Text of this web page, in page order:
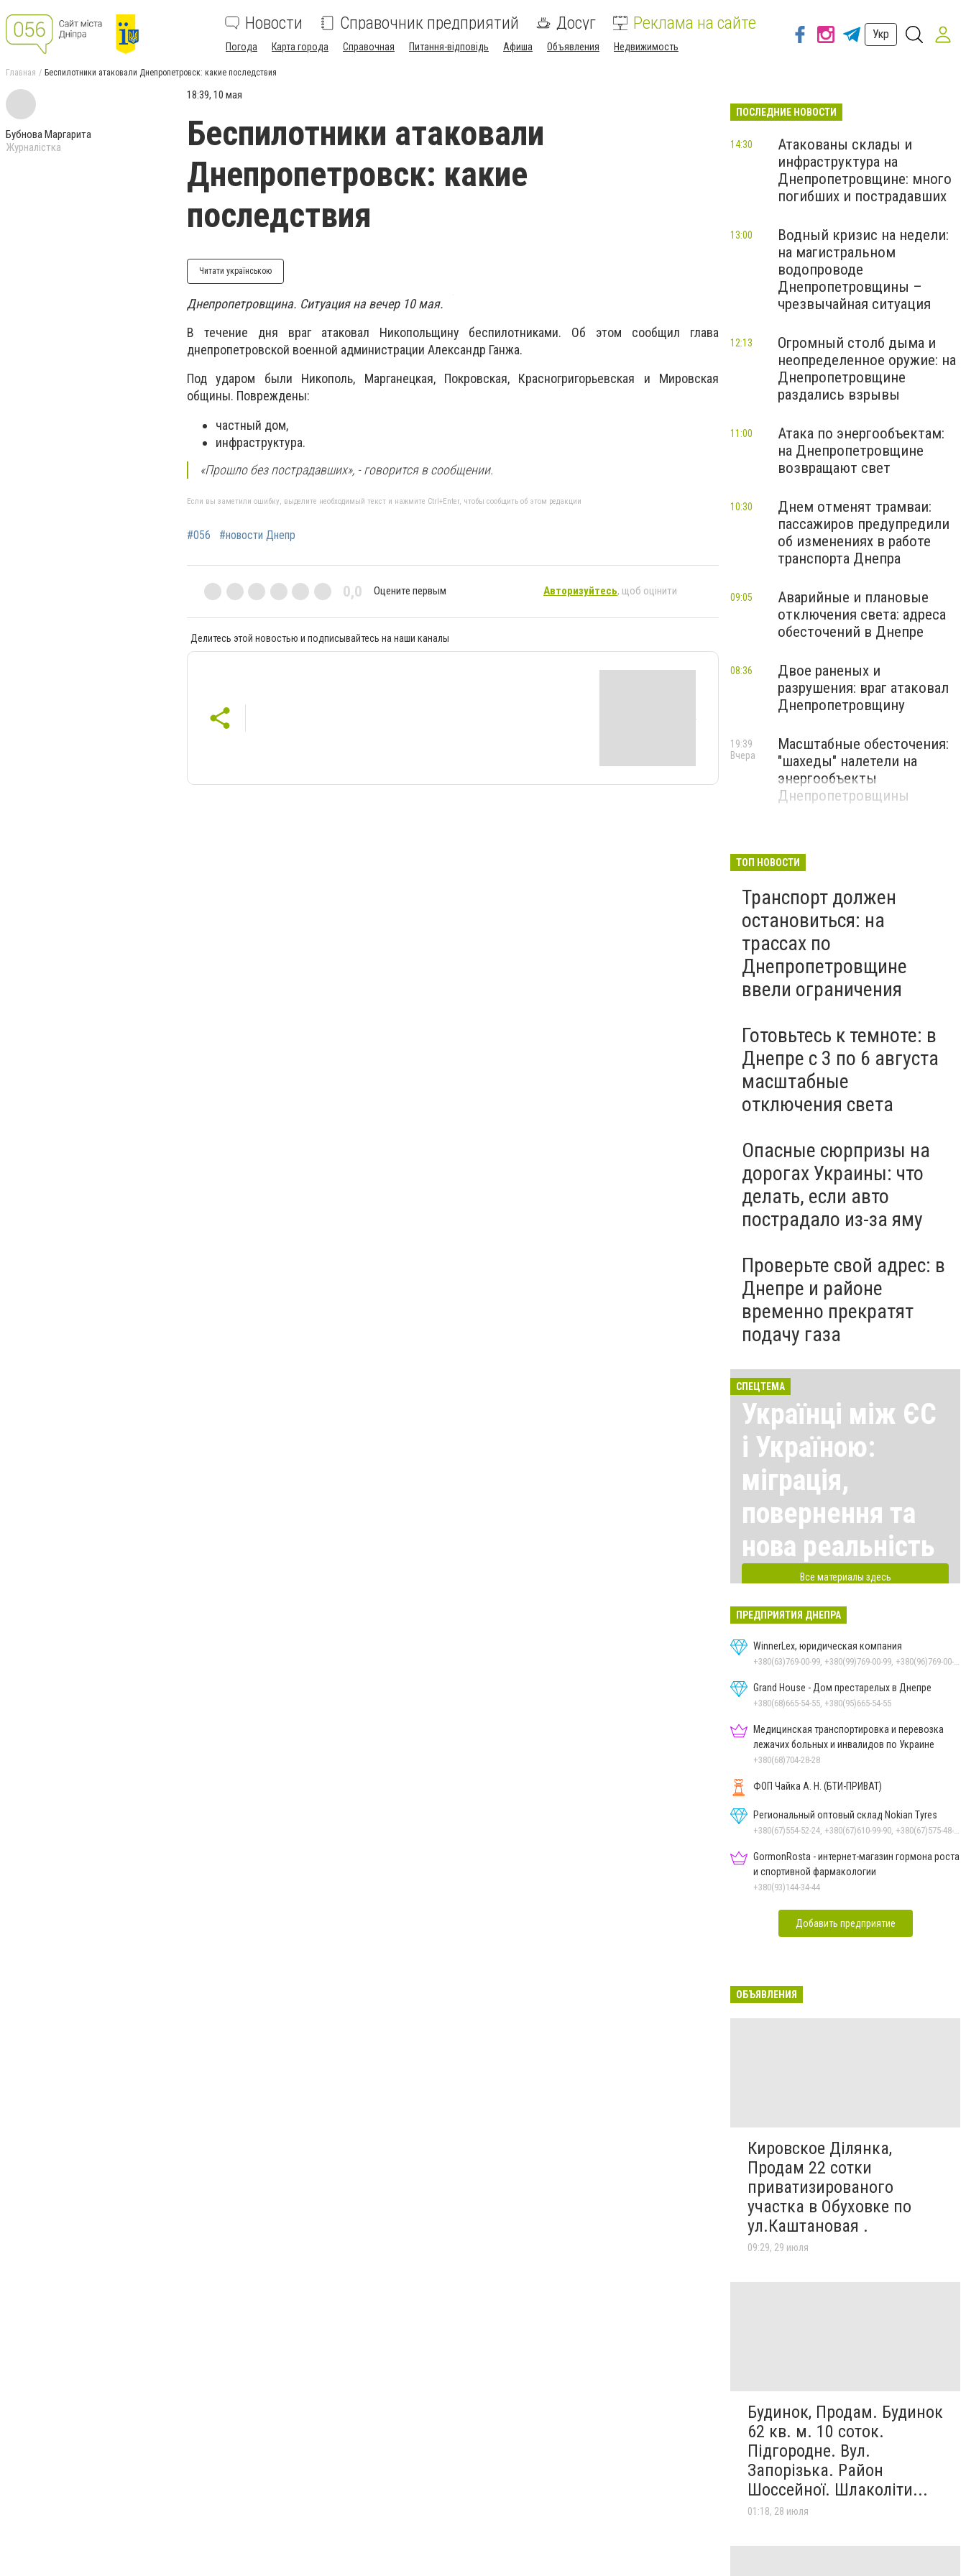
Новости Справочник предприятий Досуг Реклама на сайте
Погода Карта города Справочная Питання-відповідь Афиша Объявления Недвижимость
Укр
Главная Беспилотники атаковали Днепропетровск: какие последствия
Бубнова Маргарита
Журналістка
18:39, 10 мая
Беспилотники атаковали
Днепропетровск: какие
последствия
Читати українською
Днепропетровщина. Ситуация на вечер 10 мая.
В течение дня враг атаковал Никопольщину беспилотниками. Об этом сообщил глава
днепропетровской военной администрации Александр Ганжа.
Под ударом были Никополь, Марганецкая, Покровская, Красногригорьевская и Мировская
общины. Повреждены:
частный дом,
инфраструктура.
«Прошло без пострадавших», - говорится в сообщении.
Если вы заметили ошибку, выделите необходимый текст и нажмите Ctrl+Enter, чтобы сообщить об этом редакции
#056 #новости Днепр
0,0 Оцените первым Авторизуйтесь, щоб оцінити
Делитесь этой новостью и подписывайтесь на наши каналы
ПОСЛЕДНИЕ НОВОСТИ
Атакованы склады и
инфраструктура на
Днепропетровщине: много
погибших и пострадавших
14:30
Водный кризис на недели:
на магистральном
водопроводе
Днепропетровщины –
чрезвычайная ситуация
13:00
Огромный столб дыма и
неопределенное оружие: на
Днепропетровщине
раздались взрывы
12:13
Атака по энергообъектам:
на Днепропетровщине
возвращают свет
11:00
Днем отменят трамваи:
пассажиров предупредили
об изменениях в работе
транспорта Днепра
10:30
Аварийные и плановые
отключения света: адреса
обесточений в Днепре
09:05
Двое раненых и
разрушения: враг атаковал
Днепропетровщину
08:36
Масштабные обесточения:
"шахеды" налетели на
энергообъекты
Днепропетровщины
19:39
Вчера
ТОП НОВОСТИ
Транспорт должен
остановиться: на
трассах по
Днепропетровщине
ввели ограничения
Готовьтесь к темноте: в
Днепре с 3 по 6 августа
масштабные
отключения света
Опасные сюрпризы на
дорогах Украины: что
делать, если авто
пострадало из-за яму
Проверьте свой адрес: в
Днепре и районе
временно прекратят
подачу газа
СПЕЦТЕМА
Українці між ЄС
і Україною:
міграція,
повернення та
нова реальність
Все материалы здесь
ПРЕДПРИЯТИЯ ДНЕПРА
WinnerLex, юридическая компания
Grand House - Дом престарелых в Днепре
+380(68)665-54-55, +380(95)665-54-55
Медицинская транспортировка и перевозка
лежачих больных и инвалидов по Украине
+380(68)704-28-28
ФОП Чайка А. Н. (БТИ-ПРИВАТ)
Региональный оптовый склад Nokian Tyres
GormonRosta - интернет-магазин гормона роста
и спортивной фармакологии
+380(93)144-34-44
Добавить предприятие
ОБЪЯВЛЕНИЯ
Кировское Ділянка,
Продам 22 сотки
приватизированого
участка в Обуховке по
ул.Каштановая .
09:29, 29 июля
Будинок, Продам. Будинок
62 кв. м. 10 соток.
Підгородне. Вул.
Запорізька. Район
Шоссейної. Шлаколіти...
01:18, 28 июля